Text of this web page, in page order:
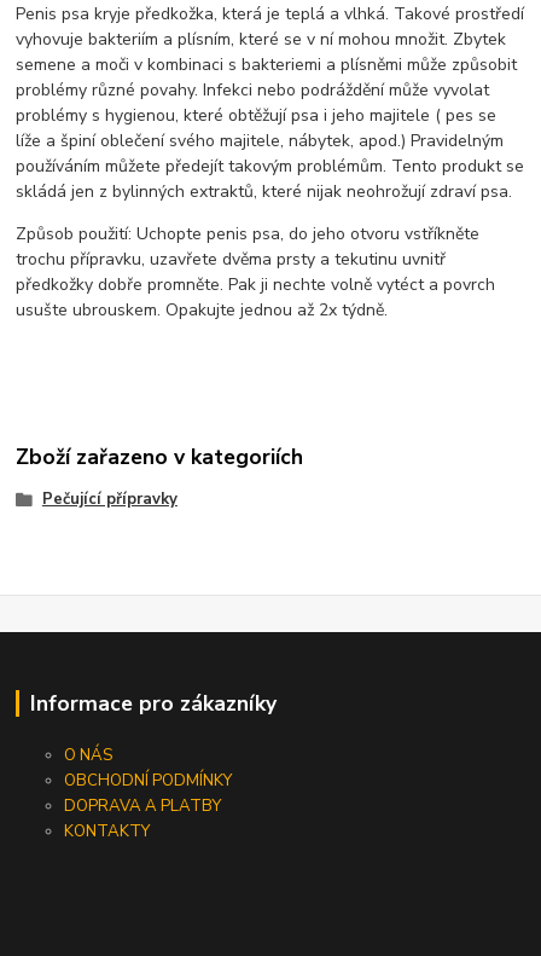
Penis psa kryje předkožka, která je teplá a vlhká. Takové prostředí
vyhovuje bakteriím a plísním, které se v ní mohou množit. Zbytek
semene a moči v kombinaci s bakteriemi a plísněmi může způsobit
problémy různé povahy. Infekci nebo podráždění může vyvolat
problémy s hygienou, které obtěžují psa i jeho majitele ( pes se
líže a špiní oblečení svého majitele, nábytek, apod.) Pravidelným
používáním můžete předejít takovým problémům. Tento produkt se
skládá jen z bylinných extraktů, které nijak neohrožují zdraví psa.
Způsob použití: Uchopte penis psa, do jeho otvoru vstříkněte
trochu přípravku, uzavřete dvěma prsty a tekutinu uvnitř
předkožky dobře promněte. Pak ji nechte volně vytéct a povrch
usušte ubrouskem. Opakujte jednou až 2x týdně.
Zboží zařazeno v kategoriích
Pečující přípravky
Informace pro zákazníky
O NÁS
OBCHODNÍ PODMÍNKY
DOPRAVA A PLATBY
KONTAKTY